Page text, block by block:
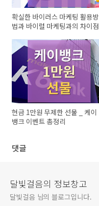
확실한 바이러스 마케팅 활용방
법과 바이럴 마케팅과의 차이점
현금 1만원 무제한 선물 _ 케이
뱅크 이벤트 총정리
댓글
달빛걸음의 정보창고
달빛걸음 님의 블로그입니다.